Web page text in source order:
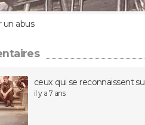
un abus
ceux qui se reconnaissent
il y a 7 ans